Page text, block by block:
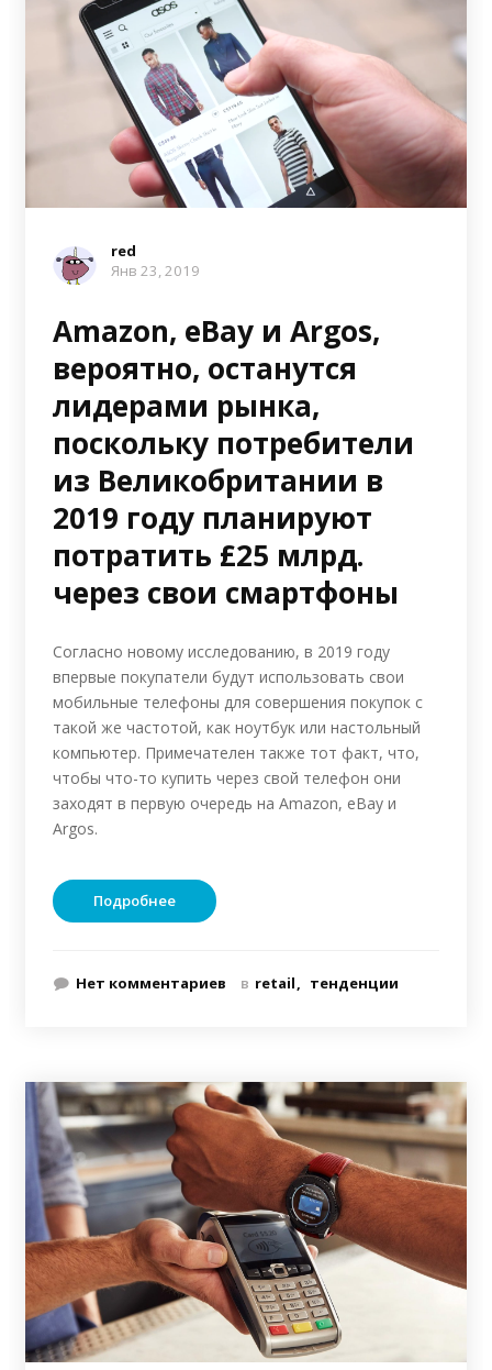
red
Янв 23, 2019
Amazon, eBay и Argos,
вероятно, останутся
лидерами рынка,
поскольку потребители
из Великобритании в
2019 году планируют
потратить £25 млрд.
через свои смартфоны
Согласно новому исследованию, в 2019 году
впервые покупатели будут использовать свои
мобильные телефоны для совершения покупок с
такой же частотой, как ноутбук или настольный
компьютер. Примечателен также тот факт, что,
чтобы что-то купить через свой телефон они
заходят в первую очередь на Amazon, eBay и
Argos.
Подробнее
Нет комментариев в retail тенденции